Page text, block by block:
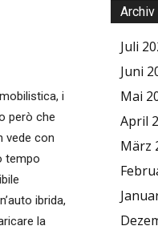
i
però che
vede con
tempo
ibrida,
la
Archiv
Juli
Juni
Mai
April
März